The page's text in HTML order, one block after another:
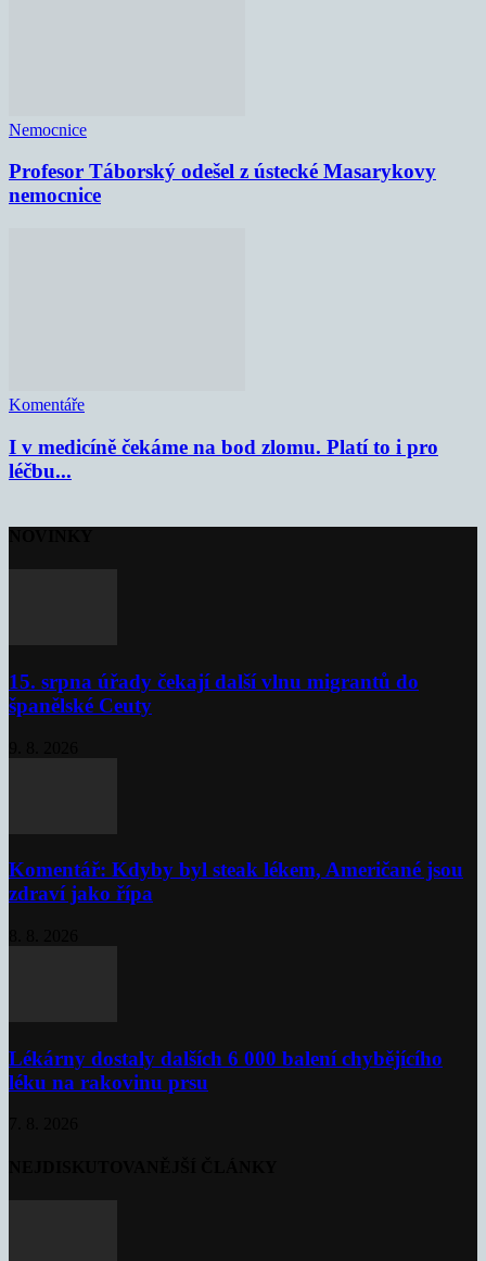
Nemocnice
Profesor Táborský odešel z ústecké Masarykovy
nemocnice
Komentáře
I v medicíně čekáme na bod zlomu. Platí to i pro
léčbu...
15. srpna úřady čekají další vlnu migrantů do
španělské Ceuty
Komentář: Kdyby byl steak lékem, Američané jsou
zdraví jako řípa
Lékárny dostaly dalších 6 000 balení chybějícího
léku na rakovinu prsu